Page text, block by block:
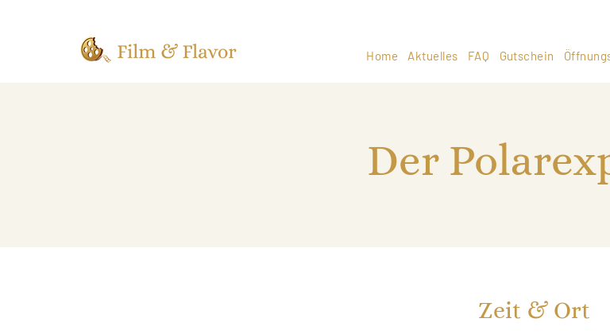
Home Aktuelles FAQ Gutschein
Der
Zeit & Ort